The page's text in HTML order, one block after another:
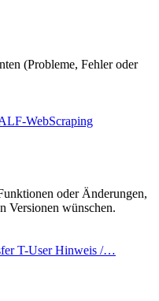
(Probleme, Fehler oder
WebScraping
oder Änderungen,
Versionen wünschen.
T-User Hinweis /…